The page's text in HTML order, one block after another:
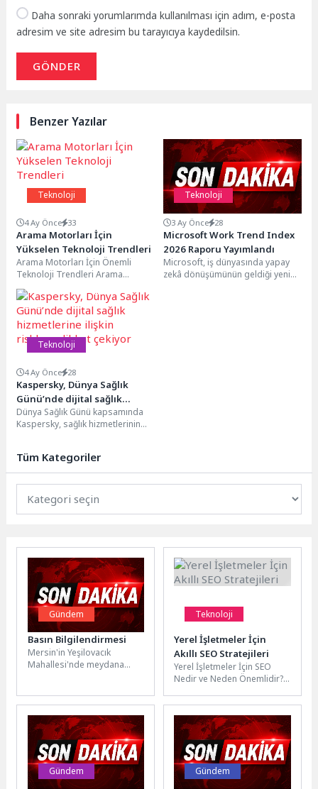
Daha sonraki yorumlarımda kullanılması için adım, e-posta
adresim ve site adresim bu tarayıcıya kaydedilsin.
GÖNDER
Benzer Yazılar
Teknoloji
4 Ay Önce 33
Arama Motorları İçin
Yükselen Teknoloji Trendleri
Arama Motorları İçin Önemli
Teknoloji Trendleri Arama
motorları, internet kullanıcılarının
bilgiye erişimini kolaylaştıran ve
web...
Teknoloji
3 Ay Önce 28
Microsoft Work Trend Index
2026 Raporu Yayımlandı
Microsoft, iş dünyasında yapay
zekâ dönüşümünün geldiği yeni
Teknoloji
4 Ay Önce 28
Kaspersky, Dünya Sağlık
Günü’nde dijital sağlık
hizmetlerine ilişkin risklere
dikkat çekiyor
Dünya Sağlık Günü kapsamında
Kaspersky, sağlık hizmetlerinin
birlikte ortaya çıkan...
Tüm Kategoriler
Gündem
Basın Bilgilendirmesi
Mersin'in Yeşilovacık
Mahallesi'nde meydana
Güç Santrali'nin (NGS)...
Teknoloji
Yerel İşletmeler İçin
Akıllı SEO Stratejileri
Yerel İşletmeler İçin SEO
Nedir ve Neden Önemlidir?
çevrimiçi varlığını yerel...
Gündem Gündem